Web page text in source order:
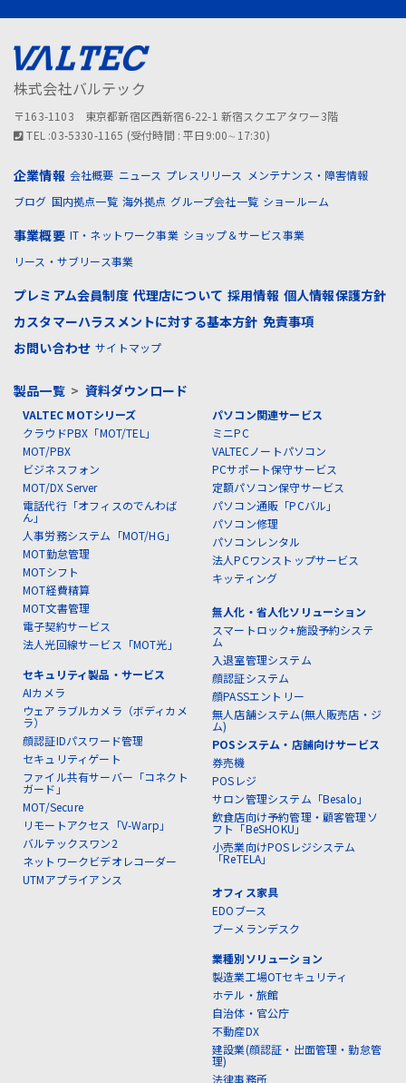
株式会社バルテック
〒163-1103 東京都新宿区西新宿6-22-1 新宿スクエアタワー3階
TEL :03-5330-1165 (受付時間 : 平日9:00∼17:30)
企業情報 会社概要 ニュース プレスリリース
メンテナンス・障害情報
ブログ 国内拠点一覧 海外拠点 グループ会社一覧 ショールーム
事業概要 IT・ネットワーク事業 ショップ＆サービス事業
リース・サブリース事業
プレミアム会員制度 代理店について 採用情報 個人情報保護方針
カスタマーハラスメントに対する基本方針 免責事項
お問い合わせ サイトマップ
製品一覧> 資料ダウンロード
VALTEC MOTシリーズ
クラウドPBX「MOT/TEL」
MOT/PBX
ビジネスフォン
MOT/DX Server
電話代行「オフィスのでんわば
ん」
人事労務システム「MOT/HG」
MOT勤怠管理
MOTシフト
MOT経費精算
MOT文書管理
電子契約サービス
法人光回線サービス「MOT光」
セキュリティ製品・サービス
AIカメラ
ウェアラブルカメラ（ボディカメ
ラ）
顔認証IDパスワード管理
セキュリティゲート
ファイル共有サーバー「コネクト
ガード」
MOT/Secure
リモートアクセス「V-Warp」
バルテックスワン2
ネットワークビデオレコーダー
UTMアプライアンス
パソコン関連サービス
ミニPC
VALTECノートパソコン
PCサポート保守サービス
定額パソコン保守サービス
パソコン通販「PCバル」
パソコン修理
パソコンレンタル
法人PCワンストップサービス
キッティング
無人化・省人化ソリューション
スマートロック+施設予約システ
ム
入退室管理システム
顔認証システム
顔PASSエントリー
無人店舗システム(無人販売店・ジ
ム)
POSシステム・店舗向けサービス
券売機
POSレジ
サロン管理システム「Besalo」
飲食店向け予約管理・顧客管理ソ
フト「BeSHOKU」
小売業向けPOSレジシステム
「ReTELA」
オフィス家具
EDOブース
ブーメランデスク
業種別ソリューション
製造業工場OTセキュリティ
ホテル・旅館
自治体・官公庁
不動産DX
建設業(顔認証・出面管理・勤怠管
理)
法律事務所